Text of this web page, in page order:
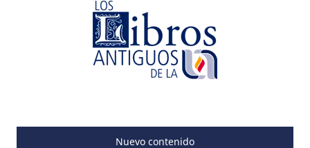
Nuevo contenido